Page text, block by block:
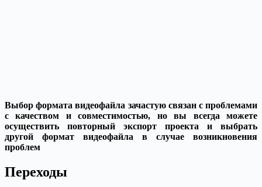
Выбор формата видеофайла зачастую связан с проблемами
с качеством и совместимостью, но вы всегда можете
осуществить повторный экспорт проекта и выбрать
другой формат видеофайла в случае возникновения
проблем
Переходы